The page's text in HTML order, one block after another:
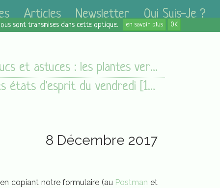
sont transmises dans cette optique. en savoir plus OK
Articles Newsletter Qui Suis-Je ?
Trucs et astuces : les plantes vertes
Les états d'esprit du vendredi [15/12/17]
8 Décembre 2017
copiant notre formulaire (auPostman et